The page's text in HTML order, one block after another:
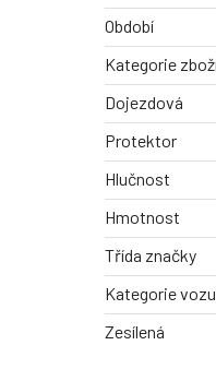
Období
Kategorie
Dojezdová
Protektor
Hlučnost
Hmotnost
Třída značky
Kategorie vozu
Zesílená